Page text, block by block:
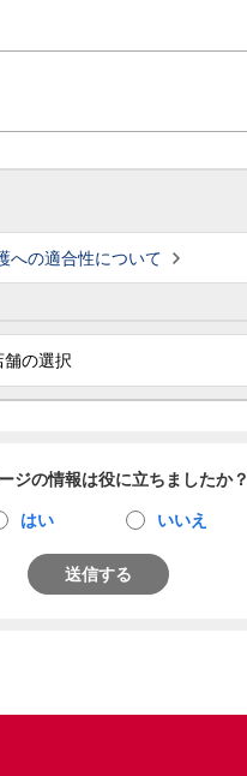
への適合性について
舗の選択
ジの情報は役に立ちましたか？
はい いいえ
送信する